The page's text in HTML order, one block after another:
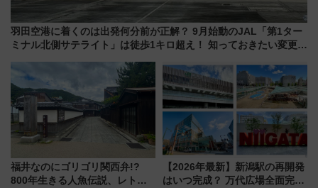
羽田空港に着くのは出発何分前が正解？ 9月始動のJAL「第1ター
ミナル北側サテライト」は徒歩1キロ超え！ 知っておきたい変更点
福井なのにゴリゴリ関西弁!?
800年生きる人魚伝説、レトロ
【2026年最新】新潟駅の再開発
はいつ完成？ 万代広場全面完成